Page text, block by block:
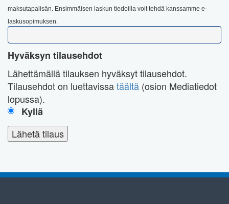
maksutapalisän. Ensimmäisen laskun tiedoilla voit tehdä kanssamme e-
laskusopimuksen.
Hyväksyn tilausehdot
Kyllä
Lähettämällä tilauksen hyväksyt tilausehdot.
Tilausehdot on luettavissatäältä (osion Mediatiedot
lopussa).